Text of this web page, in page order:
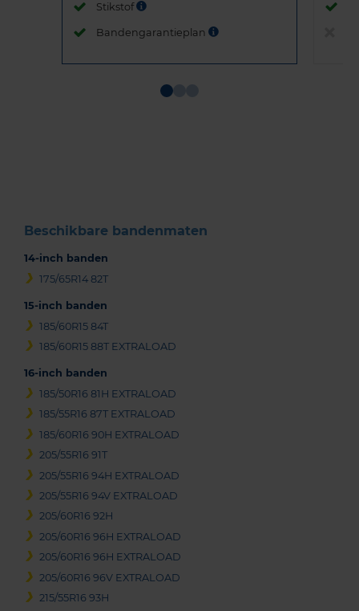
Stikstof
Bandengarantieplan
Beschikbare bandenmaten
14-inch banden
175/65R14 82T
15-inch banden
185/60R15 84T
185/60R15 88T EXTRALOAD
16-inch banden
185/50R16 81H EXTRALOAD
185/55R16 87T EXTRALOAD
185/60R16 90H EXTRALOAD
205/55R16 91T
205/55R16 94H EXTRALOAD
205/55R16 94V EXTRALOAD
205/60R16 92H
205/60R16 96H EXTRALOAD
205/60R16 96H EXTRALOAD
205/60R16 96V EXTRALOAD
215/55R16 93H